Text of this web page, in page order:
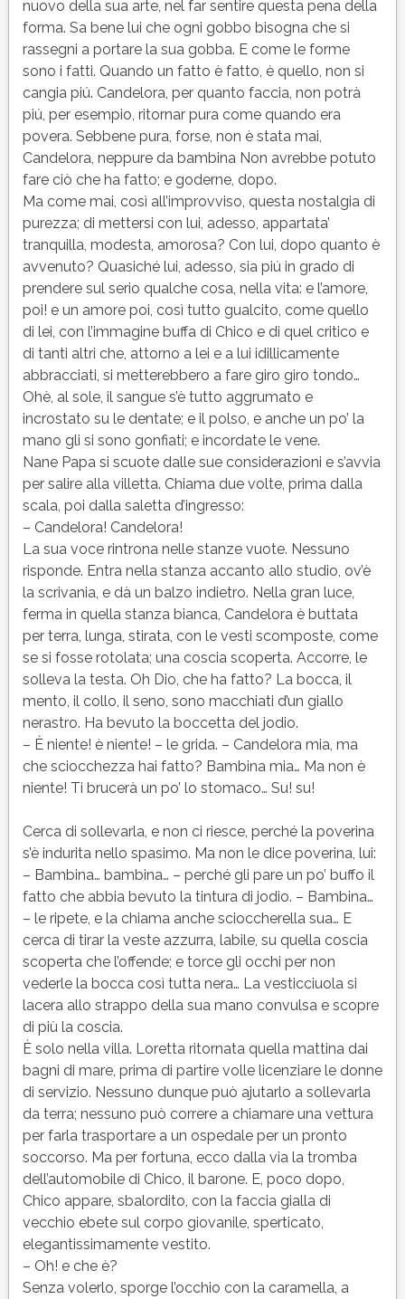
nuovo della sua arte, nel far sentire questa pena della
forma. Sa bene lui che ogni gobbo bisogna che si
rassegni a portare la sua gobba. E come le forme
sono i fatti. Quando un fatto è fatto, è quello, non si
cangia piú. Candelora, per quanto faccia, non potrà
piú, per esempio, ritornar pura come quando era
povera. Sebbene pura, forse, non è stata mai,
Candelora, neppure da bambina Non avrebbe potuto
fare ciò che ha fatto; e goderne, dopo.
Ma come mai, così all’improvviso, questa nostalgia di
purezza; di mettersi con lui, adesso, appartata’
tranquilla, modesta, amorosa? Con lui, dopo quanto è
avvenuto? Quasiché lui, adesso, sia piú in grado di
prendere sul serio qualche cosa, nella vita: e l’amore,
poi! e un amore poi, così tutto gualcito, come quello
di lei, con l’immagine buffa di Chico e di quel critico e
di tanti altri che, attorno a lei e a lui idillicamente
abbracciati, si metterebbero a fare giro giro tondo…
Ohè, al sole, il sangue s’è tutto aggrumato e
incrostato su le dentate; e il polso, e anche un po’ la
mano gli si sono gonfiati; e incordate le vene.
Nane Papa si scuote dalle sue considerazioni e s’avvia
per salire alla villetta. Chiama due volte, prima dalla
scala, poi dalla saletta d’ingresso:
– Candelora! Candelora!
La sua voce rintrona nelle stanze vuote. Nessuno
risponde. Entra nella stanza accanto allo studio, ov’è
la scrivania, e dà un balzo indietro. Nella gran luce,
ferma in quella stanza bianca, Candelora è buttata
per terra, lunga, stirata, con le vesti scomposte, come
se si fosse rotolata; una coscia scoperta. Accorre, le
solleva la testa. Oh Dio, che ha fatto? La bocca, il
mento, il collo, il seno, sono macchiati d’un giallo
nerastro. Ha bevuto la boccetta del jodio.
– È niente! è niente! – le grida. – Candelora mia, ma
che sciocchezza hai fatto? Bambina mia… Ma non è
niente! Ti brucerà un po’ lo stomaco… Su! su!
Cerca di sollevarla, e non ci riesce, perché la poverina
s’è indurita nello spasimo. Ma non le dice poverina, lui:
– Bambina… bambina… – perché gli pare un po’ buffo il
fatto che abbia bevuto la tintura di jodio. – Bambina…
– le ripete, e la chiama anche scioccherella sua… E
cerca di tirar la veste azzurra, labile, su quella coscia
scoperta che l’offende; e torce gli occhi per non
vederle la bocca così tutta nera… La vesticciuola si
lacera allo strappo della sua mano convulsa e scopre
di più la coscia.
È solo nella villa. Loretta ritornata quella mattina dai
bagni di mare, prima di partire volle licenziare le donne
di servizio. Nessuno dunque può ajutarlo a sollevarla
da terra; nessuno può correre a chiamare una vettura
per farla trasportare a un ospedale per un pronto
soccorso. Ma per fortuna, ecco dalla via la tromba
dell’automobile di Chico, il barone. E, poco dopo,
Chico appare, sbalordito, con la faccia gialla di
vecchio ebete sul corpo giovanile, sperticato,
elegantissimamente vestito.
– Oh! e che è?
Senza volerlo, sporge l’occhio con la caramella, a